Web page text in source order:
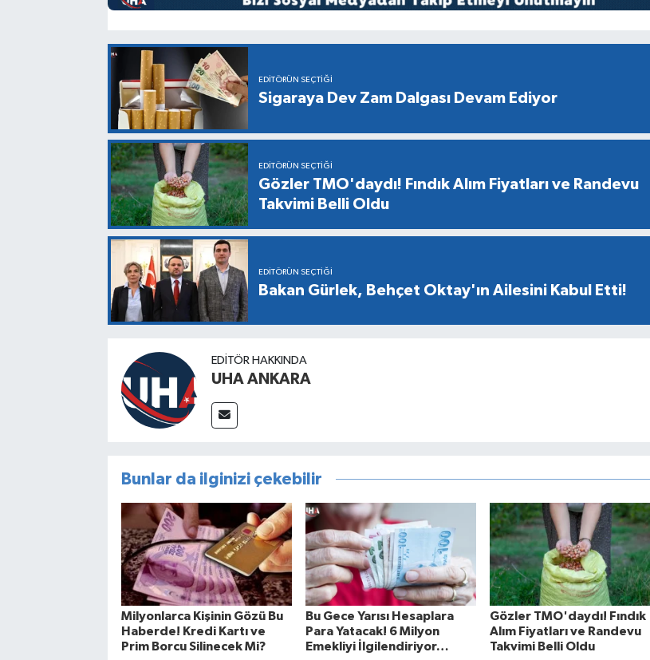
EDITÖRÜN SEÇTIĞI
Sigaraya Dev Zam Dalgası Devam Ediyor
EDITÖRÜN SEÇTIĞI
Gözler TMO'daydı! Fındık Alım Fiyatları ve Randevu
Takvimi Belli Oldu
EDITÖRÜN SEÇTIĞI
Bakan Gürlek, Behçet Oktay'ın Ailesini Kabul Etti!
EDITÖR HAKKINDA
UHA ANKARA
Bunlar da ilginizi çekebilir
Milyonlarca Kişinin Gözü Bu
Haberde! Kredi Kartı ve
Prim Borcu Silinecek Mi?
Bu Gece Yarısı Hesaplara
Para Yatacak! 6 Milyon
Emekliyi İlgilendiriyor…
Gözler TMO'daydı! Fındık
Alım Fiyatları ve Randevu
Takvimi Belli Oldu